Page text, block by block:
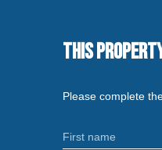
This
Please complete
First name